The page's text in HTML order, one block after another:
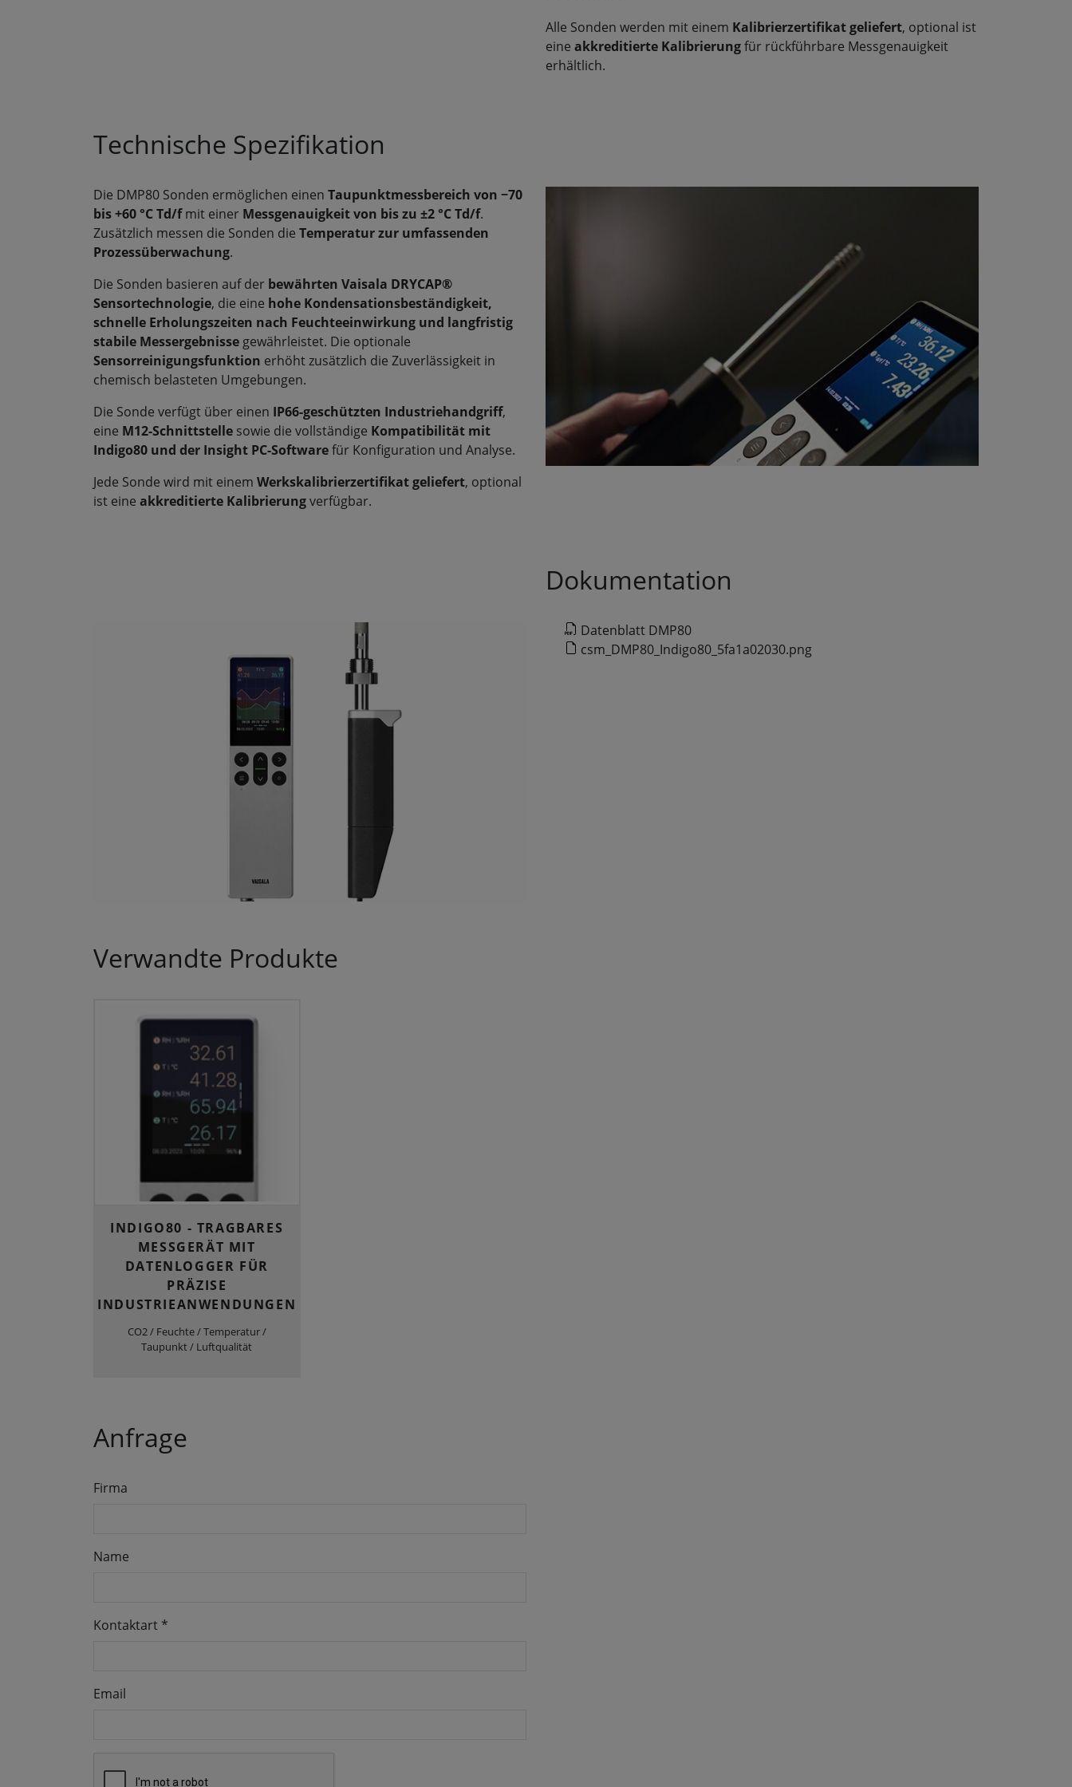
Alle Sonden werden mit einem Kalibrierzertifikat geliefert, optional ist
eine akkreditierte Kalibrierungfür rückführbare Messgenauigkeit
erhältlich.
Technische Spezifikation
Die DMP80 Sonden ermöglichen einen Taupunktmessbereich von −70
bis +60 °C Td/fmit einer Messgenauigkeit von bis zu ±2 °C Td/f.
Zusätzlich messen die Sonden die Temperatur zur umfassenden
Prozessüberwachung.
Die Sonden basieren auf der bewährten Vaisala DRYCAP®
Sensortechnologie, die eine hohe Kondensationsbeständigkeit,
schnelle Erholungszeiten nach Feuchteeinwirkung und langfristig
stabile Messergebnisse gewährleistet. Die optionale
Sensorreinigungsfunktion erhöht zusätzlich die Zuverlässigkeit in
chemisch belasteten Umgebungen.
Die Sonde verfügt über einen IP66-geschützten Industriehandgriff,
eine M12-Schnittstelle sowie die vollständige Kompatibilität mit
Indigo80 und der Insight PC-Softwarefür Konfiguration und Analyse.
Jede Sonde wird mit einem Werkskalibrierzertifikat geliefert, optional
ist eine akkreditierte Kalibrierungverfügbar.
Dokumentation
Datenblatt DMP80
csm_DMP80_Indigo80_5fa1a02030.png
Verwandte Produkte
INDIGO80 - TRAGBARES
MESSGERÄT MIT
DATENLOGGER FÜR
PRÄZISE
INDUSTRIEANWENDUNGEN
CO2 / Feuchte / Temperatur /
Taupunkt / Luftqualität
Anfrage
Firma
Name
Kontaktart *
Email